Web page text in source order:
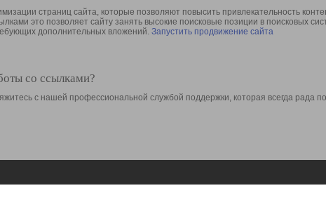
страниц сайта, которые позволяют повысить привлекательность
это позволяет сайту занять высокие поисковые позиции в поисковых
дополнительных вложений. Запустить продвижение сайта
со ссылками?
с нашей профессиональной службой поддержки, которая всегда рада